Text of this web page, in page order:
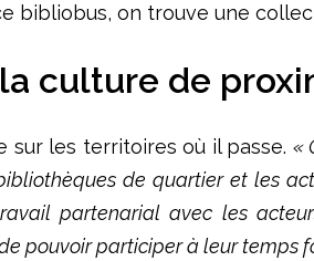
bibliobus, on trouve une
culture de
sur les territoires où il passe. «
de quartier et les
partenarial avec les
pouvoir participer à leur temps